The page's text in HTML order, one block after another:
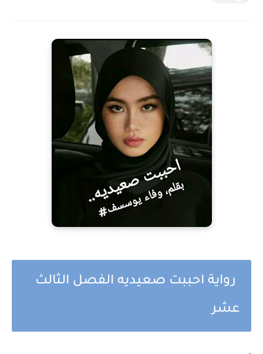
رواية احببت صعيديه الفصل الثالث
عشر